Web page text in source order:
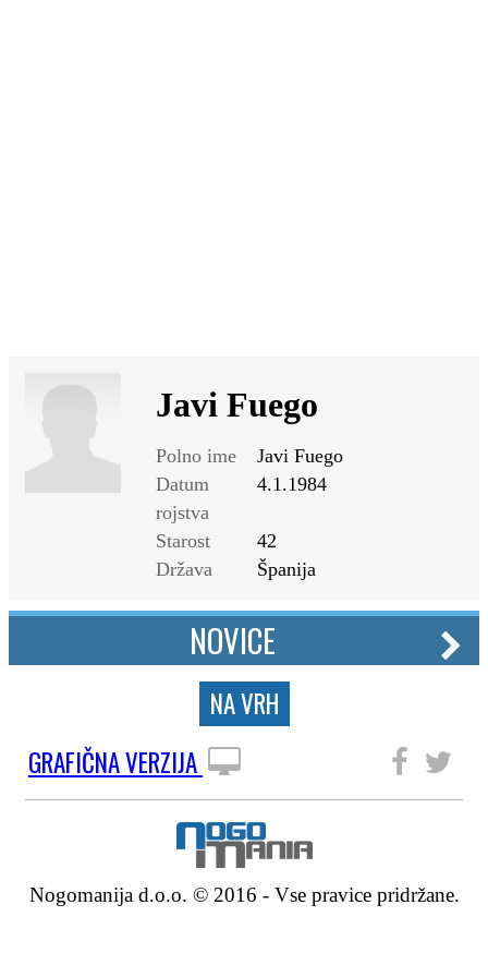
Javi Fuego
Polno ime
Javi Fuego
Datum
rojstva
4.1.1984
Starost
42
Država
Španija
NOVICE
NA VRH
GRAFIČNA VERZIJA
Nogomanija d.o.o. © 2016 - Vse pravice pridržane.